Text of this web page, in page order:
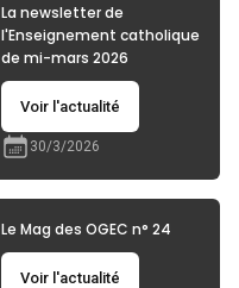
La newsletter de
l'Enseignement catholique
de mi-mars 2026
Voir l'actualité
30/3/2026
Le Mag des OGEC n° 24
Voir l'actualité